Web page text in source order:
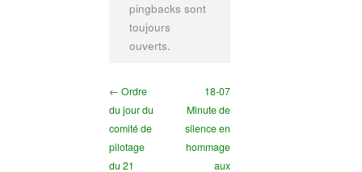
pingbacks sont
toujours
ouverts.
← Ordre
du jour du
comité de
pilotage
du 21
18-07
Minute de
silence en
hommage
aux